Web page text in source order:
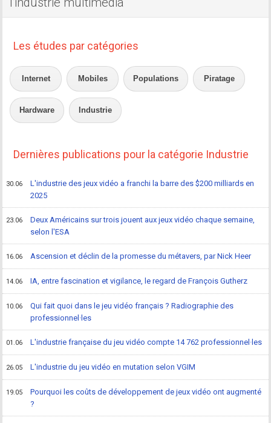
Les études par catégories
Internet Mobiles Populations Piratage
Hardware Industrie
Dernières publications pour la catégorie Industrie
30.06
L'industrie des jeux vidéo a franchi la barre des $200 milliards en
2025
23.06
Deux Américains sur trois jouent aux jeux vidéo chaque semaine,
selon l'ESA
16.06 Ascension et déclin de la promesse du métavers, par Nick Heer
14.06 IA, entre fascination et vigilance, le regard de François Gutherz
10.06
Qui fait quoi dans le jeu vidéo français ? Radiographie des
professionnel·les
01.06 L'industrie française du jeu vidéo compte 14 762 professionnel·les
26.05 L'industrie du jeu vidéo en mutation selon VGIM
19.05
Pourquoi les coûts de développement de jeux vidéo ont augmenté
?